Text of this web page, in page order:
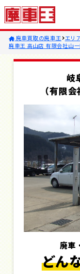
廃車買取の廃車王 エリ
廃車王 高山店 有限会社山
岐
（有限
廃車
どん